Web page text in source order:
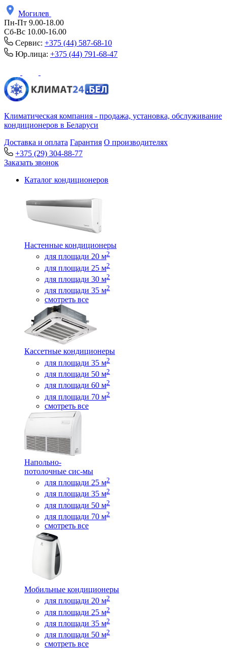
Могилев
Пн-Пт 9.00-18.00
Сб-Вс 10.00-16.00
Сервис: +375 (44) 587-68-10
Юр.лица: +375 (44) 791-68-47
Климатическая компания - продажа, установка, обслуживание
кондиционеров в Беларуси
Доставка и оплата Гарантия О производителях
+375 (29) 304-88-77
Заказать звонок
Каталог кондиционеров
Настенные кондиционеры
для площади 20 м2
для площади 25 м2
для площади 30 м2
для площади 35 м2
смотреть все
Кассетные кондиционеры
для площади 35 м2
для площади 50 м2
для площади 60 м2
для площади 70 м2
смотреть все
Напольно-
потолочные сис-мы
для площади 25 м2
для площади 35 м2
для площади 50 м2
для площади 70 м2
смотреть все
Мобильные кондиционеры
для площади 20 м2
для площади 25 м2
для площади 35 м2
для площади 50 м2
смотреть все